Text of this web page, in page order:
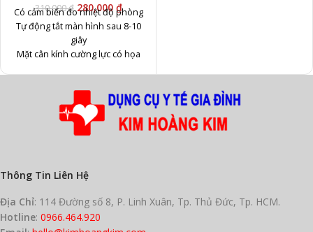
310,000₫ 280,000 ₫
Có cảm biến đo nhiệt độ phòng
Tự động tắt màn hình sau 8-10
giây
Mặt cân kính cường lực có họa
pin AAA, giấy bảo hành
Bảo hành chính hãng 06 tháng
Thông Tin Liên Hệ
Địa Chỉ: 114 Đường số 8, P. Linh Xuân, Tp. Thủ Đức, Tp. HCM.
Hotline: 0966.464.920